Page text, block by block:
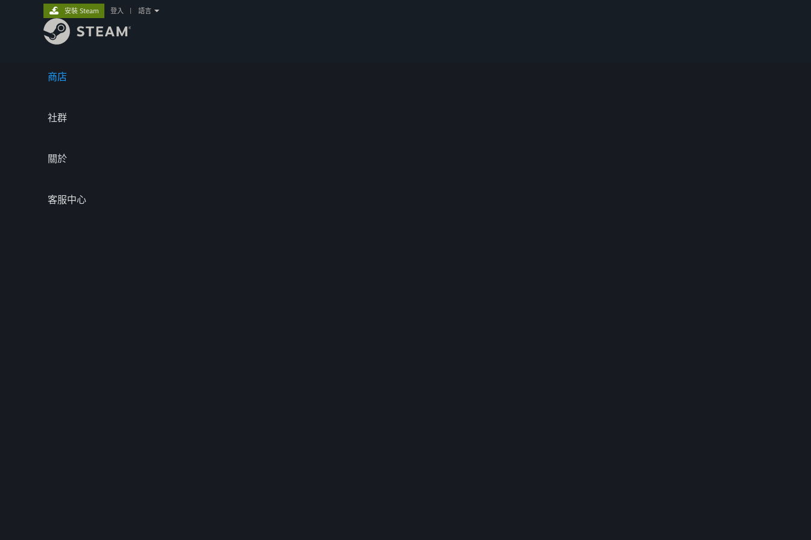
商店
社群
關於
客服中心
安裝 Steam 登入 語言